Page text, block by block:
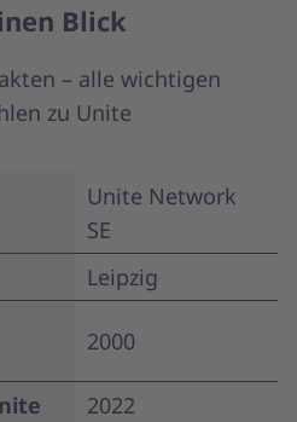
Blick
– alle wichtigen
zu Unite
Unite Network
SE
Leipzig
2000
2022